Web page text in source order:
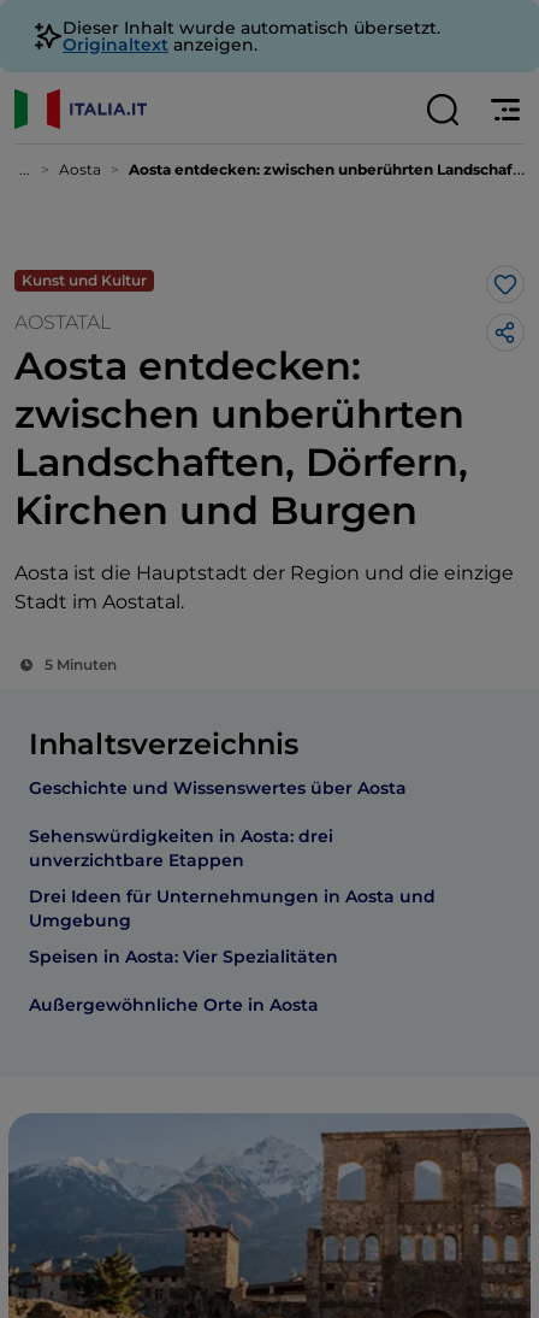
Dieser Inhalt wurde automatisch übersetzt.
Originaltext anzeigen.
... Aosta Aosta entdecken: zwischen unberührten Landschaften, Dörfern, Kirchen und Burgen
Kunst und Kultur
AOSTATAL
Aosta entdecken:
zwischen unberührten
Landschaften, Dörfern,
Kirchen und Burgen
Aosta ist die Hauptstadt der Region und die einzige
Stadt im Aostatal.
5 Minuten
Inhaltsverzeichnis
Geschichte und Wissenswertes über Aosta
Sehenswürdigkeiten in Aosta: drei
unverzichtbare Etappen
Drei Ideen für Unternehmungen in Aosta und
Umgebung
Speisen in Aosta: Vier Spezialitäten
Außergewöhnliche Orte in Aosta